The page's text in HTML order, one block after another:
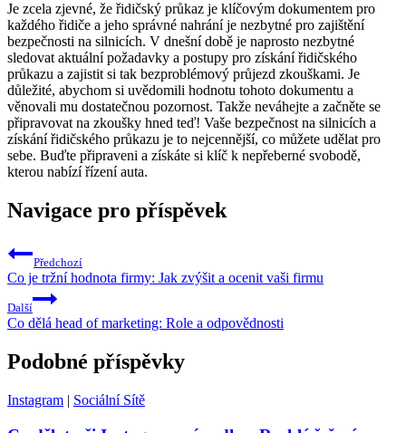
Je zcela zjevné, že řidičský průkaz je klíčovým dokumentem pro
každého řidiče a jeho správné nahrání je nezbytné pro zajištění
bezpečnosti na silnicích. V dnešní době je naprosto nezbytné
sledovat aktuální požadavky a postupy pro získání řidičského
průkazu a zajistit si tak bezproblémový průjezd zkouškami. Je
důležité, abychom si uvědomili hodnotu tohoto dokumentu a
věnovali mu dostatečnou pozornost. Takže neváhejte a začněte se
připravovat na zkoušky hned teď! Vaše bezpečnost na silnicích a
získání řidičského průkazu je to nejcennější, co můžete udělat pro
sebe. Buďte připraveni a získáte si klíč k nepřeberné svobodě,
kterou nabízí řízení auta.
Navigace pro příspěvek
Předchozí
Co je tržní hodnota firmy: Jak zvýšit a ocenit vaši firmu
Další
Co dělá head of marketing: Role a odpovědnosti
Podobné příspěvky
Instagram | Sociální Sítě